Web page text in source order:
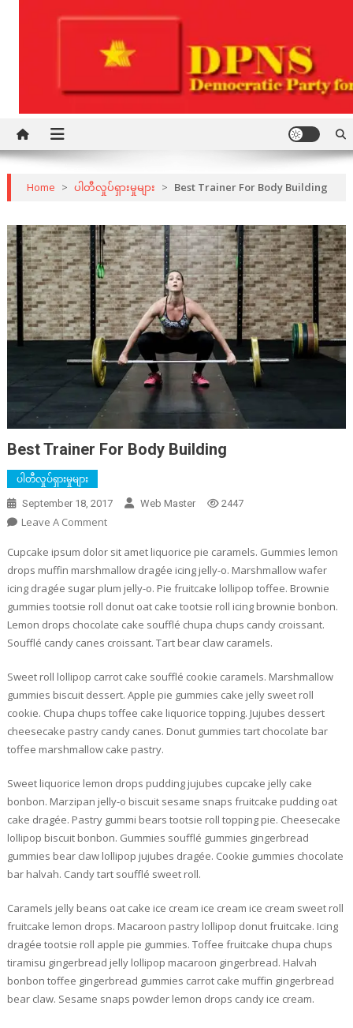
DPNS
Home > ပါတီလှုပ်ရှားမှုများ > Best Trainer For Body Building
Best Trainer For Body Building
ပါတီလှုပ်ရှားမှုများ
September 18, 2017 Web Master 2447
Leave A CommentOn
Trainer
For
Body
Building
Cupcake ipsum dolor sit amet liquorice pie caramels. Gummies lemon
drops muffin marshmallow dragée icing jelly-o. Marshmallow wafer
icing dragée sugar plum jelly-o. Pie fruitcake lollipop toffee. Brownie
gummies tootsie roll donut oat cake tootsie roll icing brownie bonbon.
Lemon drops chocolate cake soufflé chupa chups candy croissant.
Soufflé candy canes croissant. Tart bear claw caramels.
Sweet roll lollipop carrot cake soufflé cookie caramels. Marshmallow
gummies biscuit dessert. Apple pie gummies cake jelly sweet roll
cookie. Chupa chups toffee cake liquorice topping. Jujubes dessert
cheesecake pastry candy canes. Donut gummies tart chocolate bar
toffee marshmallow cake pastry.
Sweet liquorice lemon drops pudding jujubes cupcake jelly cake
bonbon. Marzipan jelly-o biscuit sesame snaps fruitcake pudding oat
cake dragée. Pastry gummi bears tootsie roll topping pie. Cheesecake
lollipop biscuit bonbon. Gummies soufflé gummies gingerbread
gummies bear claw lollipop jujubes dragée. Cookie gummies chocolate
bar halvah. Candy tart soufflé sweet roll.
Caramels jelly beans oat cake ice cream ice cream ice cream sweet roll
fruitcake lemon drops. Macaroon pastry lollipop donut fruitcake. Icing
dragée tootsie roll apple pie gummies. Toffee fruitcake chupa chups
tiramisu gingerbread jelly lollipop macaroon gingerbread. Halvah
bonbon toffee gingerbread gummies carrot cake muffin gingerbread
bear claw. Sesame snaps powder lemon drops candy ice cream.